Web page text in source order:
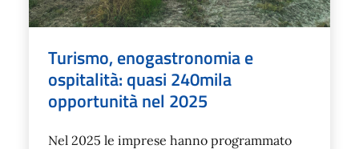
Turismo, enogastronomia e
ospitalità: quasi 240mila
opportunità nel 2025
Nel 2025 le imprese hanno programmato